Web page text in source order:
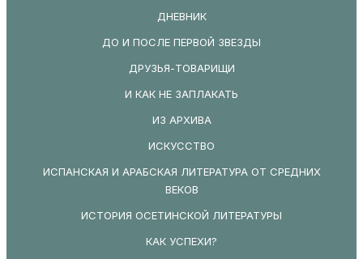
ДНЕВНИК
ДО И ПОСЛЕ ПЕРВОЙ ЗВЕЗДЫ
ДРУЗЬЯ-ТОВАРИЩИ
И КАК НЕ ЗАПЛАКАТЬ
ИЗ АРХИВА
ИСКУССТВО
ИСПАНСКАЯ И АРАБСКАЯ ЛИТЕРАТУРА ОТ СРЕДНИХ
ВЕКОВ
ИСТОРИЯ ОСЕТИНСКОЙ ЛИТЕРАТУРЫ
КАК УСПЕХИ?